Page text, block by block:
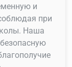
и
при
Наша